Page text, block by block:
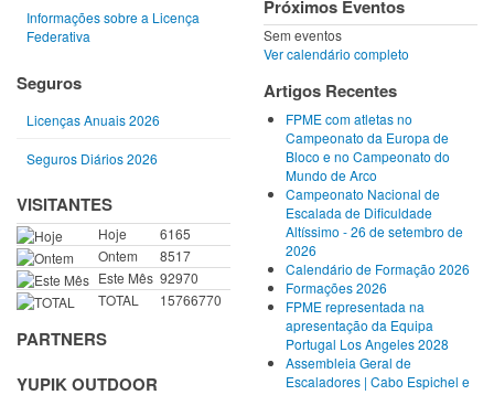
Informações sobre a Licença
Federativa
Seguros
Licenças Anuais 2026
Seguros Diários 2026
VISITANTES
Hoje
6165
Ontem
8517
Este Mês 92970
TOTAL
15766770
PARTNERS
YUPIK OUTDOOR
Próximos Eventos
Sem eventos
Ver calendário completo
Artigos Recentes
FPME com atletas no
Campeonato da Europa de
Bloco e no Campeonato do
Mundo de Arco
Campeonato Nacional de
Escalada de Dificuldade
Altíssimo - 26 de setembro de
2026
Calendário de Formação 2026
Formações 2026
FPME representada na
apresentação da Equipa
Portugal Los Angeles 2028
Assembleia Geral de
Escaladores | Cabo Espichel e